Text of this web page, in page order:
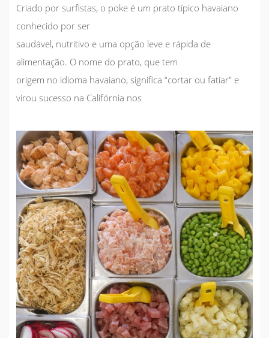
Criado por surfistas, o poke é um prato típico havaiano
conhecido por ser
saudável, nutritivo e uma opção leve e rápida de
alimentação. O nome do prato, que tem
origem no idioma havaiano, significa “cortar ou fatiar” e
virou sucesso na Califórnia nos